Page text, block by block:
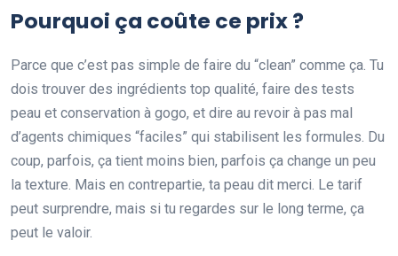
Pourquoi ça coûte ce prix ?
Parce que c’est pas simple de faire du “clean” comme ça. Tu
dois trouver des ingrédients top qualité, faire des tests
peau et conservation à gogo, et dire au revoir à pas mal
d’agents chimiques “faciles” qui stabilisent les formules. Du
coup, parfois, ça tient moins bien, parfois ça change un peu
la texture. Mais en contrepartie, ta peau dit merci. Le tarif
peut surprendre, mais si tu regardes sur le long terme, ça
peut le valoir.